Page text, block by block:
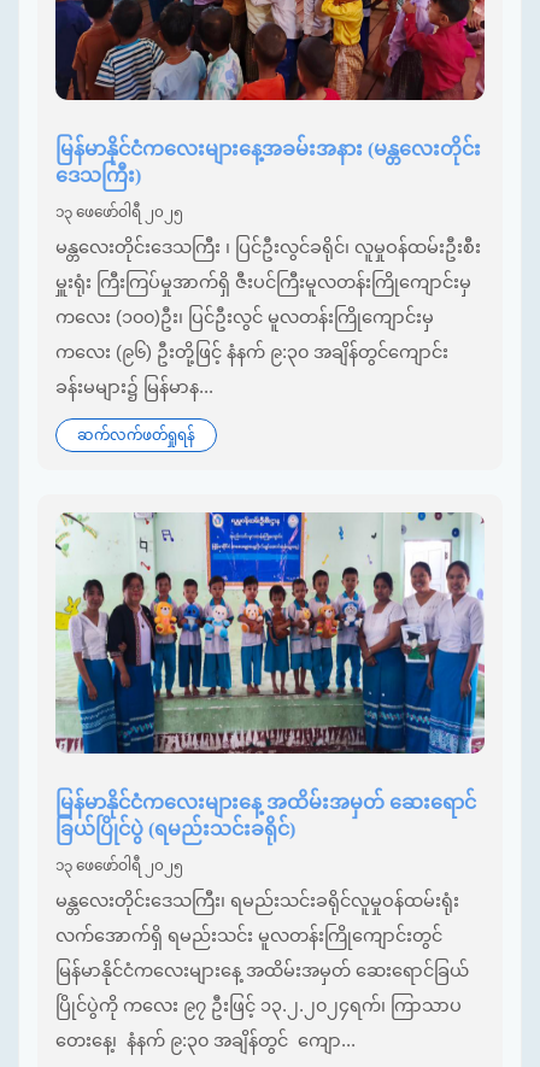
မြန်မာနိုင်ငံကလေးများနေ့အခမ်းအနား (မန္တလေးတိုင်း
ဒေသကြီး)
၁၃ ဖေဖော်ဝါရီ ၂၀၂၅
မန္တလေးတိုင်းဒေသကြီး ၊ ပြင်ဦးလွင်ခရိုင်၊ လူမှုဝန်ထမ်းဦးစီး
မှူးရုံး ကြီးကြပ်မှုအာက်ရှိ ဇီးပင်ကြီးမူလတန်းကြိုကျောင်းမှ
ကလေး (၁၀၀)ဦး၊ ပြင်ဦးလွင် မူလတန်းကြိုကျောင်းမှ
ကလေး (၉၆) ဦးတို့ဖြင့် နံနက် ၉:၃၀ အချိန်တွင်ကျောင်း
ခန်းမများ၌ မြန်မာန...
ဆက်လက်ဖတ်ရှုရန်
မြန်မာနိုင်ငံကလေးများနေ့ အထိမ်းအမှတ် ဆေးရောင်
ခြယ်ပြိုင်ပွဲ (ရမည်းသင်းခရိုင်)
၁၃ ဖေဖော်ဝါရီ ၂၀၂၅
မန္တလေးတိုင်းဒေသကြီး၊ ရမည်းသင်းခရိုင်လူမှုဝန်ထမ်းရုံး
လက်အောက်ရှိ ရမည်းသင်း မူလတန်းကြိုကျောင်းတွင်
မြန်မာနိုင်ငံကလေးများနေ့ အထိမ်းအမှတ် ဆေးရောင်ခြယ်
ပြိုင်ပွဲကို ကလေး ၉၇ ဦးဖြင့် ၁၃.၂.၂၀၂၄ရက်၊ ကြာသာပ
တေးနေ့၊ နံနက် ၉:၃၀ အချိန်တွင် ကျော...